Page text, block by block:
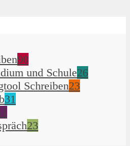
90
und Schule26
Schreiben23
31
23